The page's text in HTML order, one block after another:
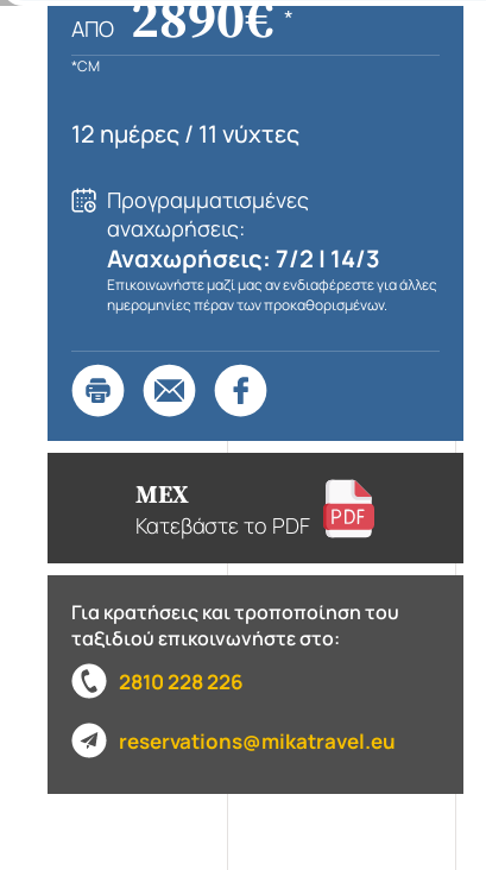
ΑΠΌ 2890€*
*CM
12 ημέρες / 11 νύχτες
Προγραμματισμένες
αναχωρήσεις:
Αναχωρήσεις: 7/2 | 14/3
Επικοινωνήστε μαζί μας αν ενδιαφέρεστε για άλλες
ημερομηνίες πέραν των προκαθορισμένων.
MEX
Κατεβάστε το PDF
Για κρατήσεις και τροποποίηση του
ταξιδιού επικοινωνήστε στο:
2810 228 226
reservations@mikatravel.eu